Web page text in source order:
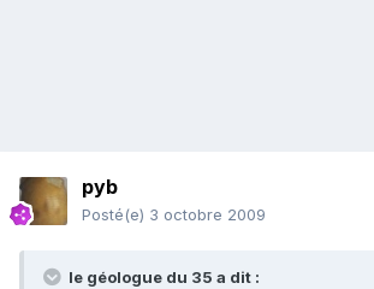
pyb
Posté(e) 3 octobre 2009
le géologue du 35 a dit :